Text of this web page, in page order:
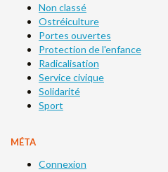
Non classé
Ostréiculture
Portes ouvertes
Protection de l'enfance
Radicalisation
Service civique
Solidarité
Sport
MÉTA
Connexion